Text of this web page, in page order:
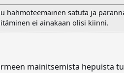
hahmoteemainen satuta ja
ei ainakaan olisi kiinni.
mainitsemista hepuista